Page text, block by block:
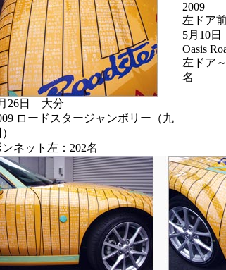
26日 大分
ロードスタージャンボリー（九
ンネット左：202名
2009
左ドア
5月10
Oasis
左ドア
名